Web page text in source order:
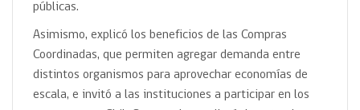
públicas.
Asimismo, explicó los beneficios de las Compras
Coordinadas, que permiten agregar demanda entre
distintos organismos para aprovechar economías de
escala, e invitó a las instituciones a participar en los